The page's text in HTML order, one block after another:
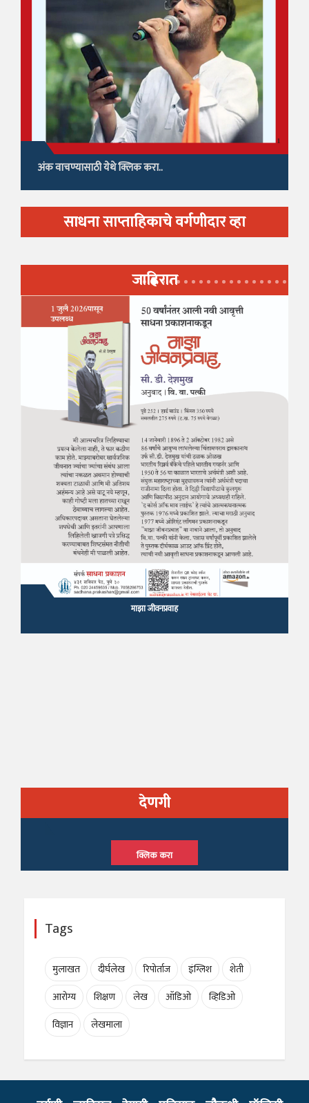
अंक वाचण्यासाठी येथे क्लिक करा..
साधना साप्ताहिकाचे वर्गणीदार व्हा
जाहिरात
माझा जीवनप्रवाह
देणगी
क्लिक करा
Tags
मुलाखत दीर्घलेख रिपोर्ताज इंग्लिश
शेती
आरोग्य
शिक्षण लेख ऑडिओ
व्हिडिओ
विज्ञान
लेखमाला